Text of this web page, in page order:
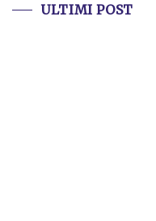
ULTIMI POST